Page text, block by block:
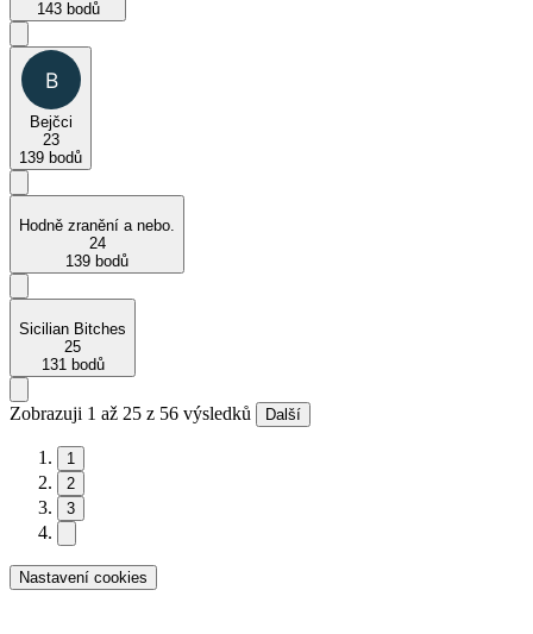
143 bodů
Bejčci
23
139 bodů
Hodně zranění a nebo.
24
139 bodů
Sicilian Bitches
25
131 bodů
Zobrazuji 1 až 25 z 56 výsledků Další
1
2
3
Nastavení cookies